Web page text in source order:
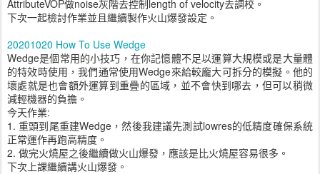
AttributeVOP做noise灰階去控制length of velocity去調校。
下次一起檢討作業並且繼續製作火山爆發設定。
20201020 How To Use Wedge
Wedge是個常用的小技巧，在你記憶體不足以運算大規模或是大量體
的特效時使用，我們通常使用Wedge來給較龐大可拆分的模擬。他的
壞處就是也會額外運算到重疊的區域，並不會快到哪去，但可以稍微
減輕機器的負擔。
今天作業:
1. 重頭到尾重建Wedge，然後我建議先測試lowres的低精度確保系統
正常運作再跑高精度。
2. 做完火燒屋之後繼續做火山爆發，應該是比火燒屋容易很多。
下次上課繼續講火山爆發。